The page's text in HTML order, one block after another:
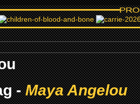
-Maya Angelou